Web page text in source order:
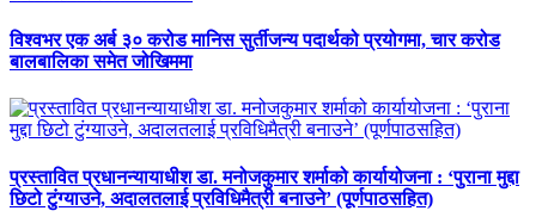
विश्वभर एक अर्ब ३० करोड मानिस सुर्तीजन्य पदार्थको प्रयोगमा, चार करोड
बालबालिका समेत जोखिममा
प्रस्तावित प्रधानन्यायाधीश डा. मनोजकुमार शर्माको कार्यायोजना : ‘पुराना मुद्दा
छिटो टुंग्याउने, अदालतलाई प्रविधिमैत्री बनाउने’ (पूर्णपाठसहित)